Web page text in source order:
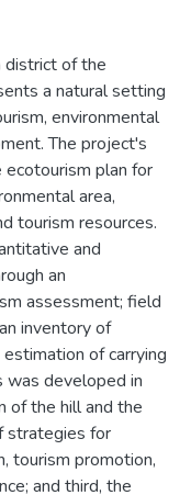
district of the
a natural setting
environmental
The project's
plan for
area,
tourism resources.
and
an
assessment; field
inventory of
of carrying
was developed in
of the hill and the
strategies for
tourism promotion,
and third, the